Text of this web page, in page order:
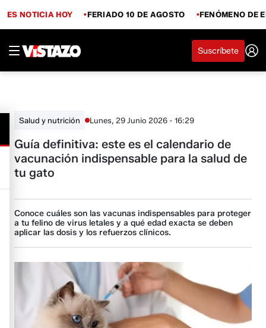
ES NOTICIA HOY FERIADO 10 DE AGOSTO FENÓMENO DE
Suscríbete
Salud y nutrición Lunes, 29 Junio 2026 - 16:29
Guía definitiva: este es el calendario de
vacunación indispensable para la salud de
tu gato
Conoce cuáles son las vacunas indispensables para proteger
a tu felino de virus letales y a qué edad exacta se deben
aplicar las dosis y los refuerzos clínicos.